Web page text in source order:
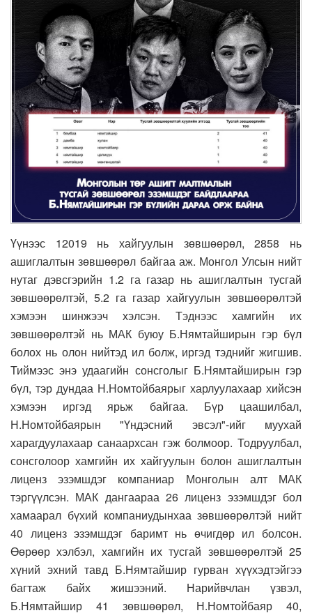
Үүнээс 12019 нь хайгуулын зөвшөөрөл, 2858 нь
ашиглалтын зөвшөөрөл байгаа аж. Монгол Улсын нийт
нутаг дэвсгэрийн 1.2 га газар нь ашиглалтын тусгай
зөвшөөрөлтэй, 5.2 га газар хайгуулын зөвшөөрөлтэй
хэмээн шинжээч хэлсэн. Тэднээс хамгийн их
зөвшөөрөлтэй нь МАК буюу Б.Нямтайширын гэр бүл
болох нь олон нийтэд ил болж, иргэд тэднийг жигшив.
Тиймээс энэ удаагийн сонсголыг Б.Нямтайширын гэр
бүл, тэр дундаа Н.Номтойбаярыг харлуулахаар хийсэн
хэмээн иргэд ярьж байгаа. Бүр цаашилбал,
Н.Номтойбаярын "Үндэсний эвсэл"-ийг муухай
харагдуулахаар санаархсан гэж болмоор. Тодруулбал,
сонсголоор хамгийн их хайгуулын болон ашиглалтын
лиценз эзэмшдэг компаниар Монголын алт МАК
тэргүүлсэн. МАК дангаараа 26 лиценз эзэмшдэг бол
хамаарал бүхий компаниудынхаа зөвшөөрөлтэй нийт
40 лиценз эзэмшдэг баримт нь өчигдөр ил болсон.
Өөрөөр хэлбэл, хамгийн их тусгай зөвшөөрөлтэй 25
хүний эхний тавд Б.Нямтайшир гурван хүүхэдтэйгээ
багтаж байх жишээний. Нарийвчлан үзвэл,
Б.Нямтайшир 41 зөвшөөрөл, Н.Номтойбаяр 40,